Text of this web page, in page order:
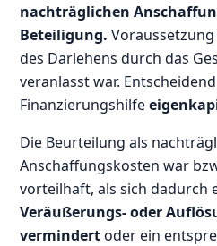
nachträglichen
Beteiligung.
des Darlehens durch das
veranlasst war.
Finanzierungshilfe
Die Beurteilung als
Anschaffungskosten war
vorteilhaft, als sich dadurch
Veräußerungs- oder
vermindertoder ein